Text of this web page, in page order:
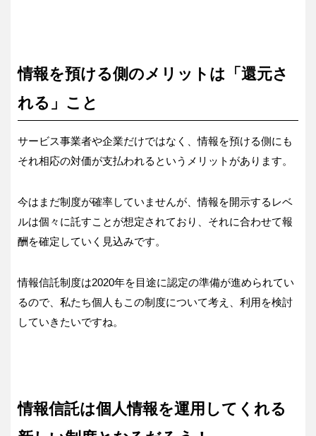
情報を預ける側のメリットは「還元さ
れる」こと
サービス事業者や企業だけではなく、情報を預ける側にも
それ相応の対価が支払われるというメリットがあります。
今はまだ制度が確率していませんが、情報を開示するレベ
ルは個々に託すことが想定されており、それに合わせて報
酬を確定していく見込みです。
情報信託制度は2020年を目途に認定の準備が進められてい
るので、私たち個人もこの制度について考え、利用を検討
していきたいですね。
情報信託は個人情報を運用してくれる